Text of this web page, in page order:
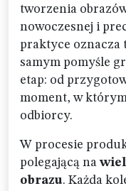
tworzenia
nowoczesnej i
praktyce oznacza
samym pomyśle
etap: od
moment, w
odbiorcy.
W procesie
polegającą na
obrazu. Każda